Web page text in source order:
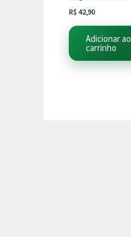
R$ 42,90
Adicionar ao
carrinho